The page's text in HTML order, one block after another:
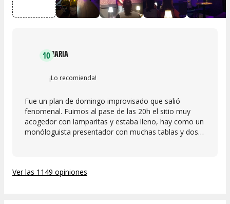
10MARIA
¡Lo recomienda!
Fue un plan de domingo improvisado que salió
fenomenal. Fuimos al pase de las 20h el sitio muy
acogedor con lamparitas y estaba lleno, hay como un
monóloguista presentador con muchas tablas y dos
tremenda suerte de que en el siguiente pase 21:45
Ver las 1149 opiniones